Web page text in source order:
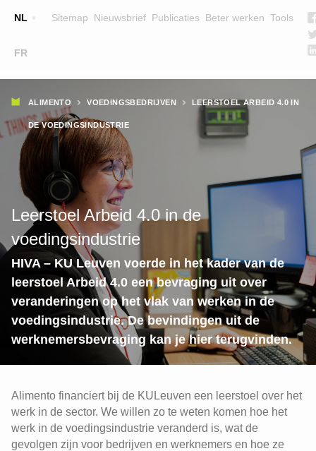
NL
FR
Sitemap Nieuwsbrief Publicaties Beter werken Tools
Main
navigation
LESGEVERS
WIE ZIJN WE
TEAM
CONTACT
Kruimelpad
ALIMENTO VOEDINGSBEDRIJVEN LEERSTOEL ARBEID 4.0 IN
DE VOEDINGSINDUSTRIE
Leerstoel Arbeid 4.0 in de
voedingsindustrie
HIVA – KU Leuven voerde in het kader van de
leerstoel Arbeid 4.0 een bevraging uit over
veranderingen op het vlak van werken in de
voedingsindustrie. De bevindingen uit de
werknemersbevraging kan je hier terugvinden.
Alimento financiert bij de KULeuven een leerstoel over het
werk in de sector. We willen zo te weten komen hoe het
werk in de voedingsindustrie veranderd is, wat de
gevolgen zijn voor bedrijven en werknemers en hoe ze